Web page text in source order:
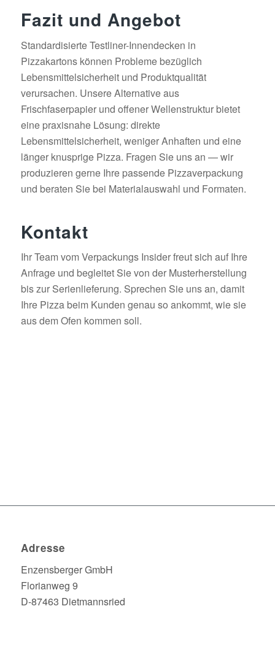
Fazit und Angebot
Standardisierte Testliner-Innendecken in
Pizzakartons können Probleme bezüglich
Lebensmittelsicherheit und Produktqualität
verursachen. Unsere Alternative aus
Frischfaserpapier und offener Wellenstruktur bietet
eine praxisnahe Lösung: direkte
Lebensmittelsicherheit, weniger Anhaften und eine
länger knusprige Pizza. Fragen Sie uns an — wir
produzieren gerne Ihre passende Pizzaverpackung
und beraten Sie bei Materialauswahl und Formaten.
Kontakt
Ihr Team vom Verpackungs Insider freut sich auf Ihre
Anfrage und begleitet Sie von der Musterherstellung
bis zur Serienlieferung. Sprechen Sie uns an, damit
Ihre Pizza beim Kunden genau so ankommt, wie sie
aus dem Ofen kommen soll.
Adresse
Enzensberger GmbH
Florianweg 9
D-87463 Dietmannsried